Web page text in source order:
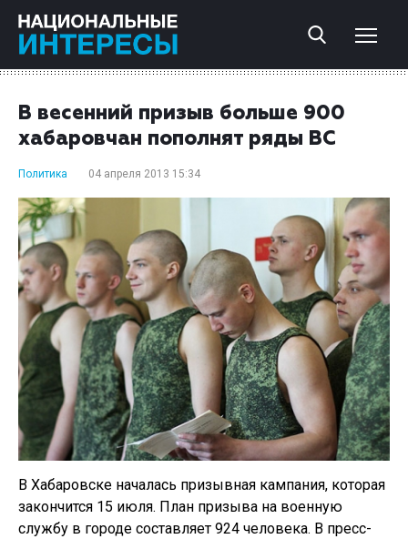
В весенний призыв больше 900
хабаровчан пополнят ряды ВС
Политика 04 апреля 2013 15:34
В Хабаровске началась призывная кампания, которая
закончится 15 июля. План призыва на военную
службу в городе составляет 924 человека. В пресс-